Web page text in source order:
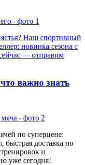
Наш спортивный
новинка сезона с
— отправим
важно знать
по суперцене:
быстрая доставка по
и
уже сегодня!